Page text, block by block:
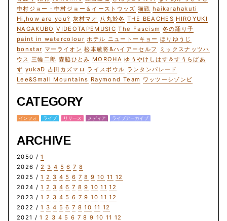
中村ジョー・中村ジョー＆イーストウッズ 猫戦 haikarahakuti
Hi,how are you? 灰村マオ 八丸於冬 THE BEACHES HIROYUKI
NAGAKUBO VIDEOTAPEMUSIC The Fascism 冬の踊り子
paint in watercolour ホテル ニュートーキョー ほりゆうじ
bonstar マーライオン 松本敏将&ハイアーセルフ
ミックスナッツハ
ウス
三輪二郎 森脇ひとみ MOROHA ゆうやけしはす＆すうらばあ
ず yukaD 吉田カズマロ ライスボウル ランタンパレード
Lee&Small Mountains Raymond Team ワッツーシゾンビ
CATEGORY
インフォ ライブ リリース メディア ライブアーカイブ
ARCHIVE
2050 /1
2026 / 2 3 4 5 6 7 8
2025 /1 2 3 4 5 6 7 8 9 10 11 12
2024 /1 2 3 4 6 7 8 9 10 11 12
2023 /1 2 3 4 5 6 7 9 10 11 12
2022 /1 3 4 5 6 7 8 10 11 12
2021 /1 2 3 4 5 6 7 8 9 10 11 12